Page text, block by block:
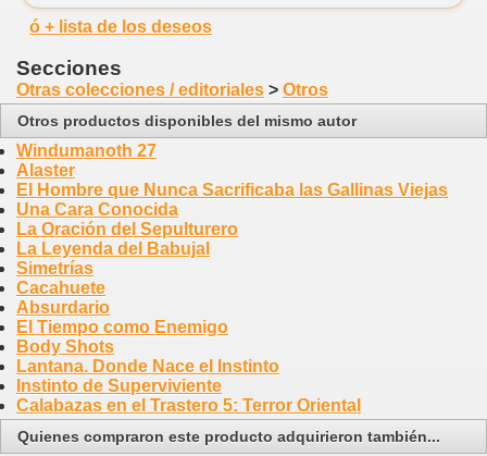
ó + lista de los deseos
Secciones
Otras colecciones / editoriales > Otros
Otros productos disponibles del mismo autor
Windumanoth 27
Alaster
El Hombre que Nunca Sacrificaba las Gallinas Viejas
Una Cara Conocida
La Oración del Sepulturero
La Leyenda del Babujal
Simetrías
Cacahuete
Absurdario
El Tiempo como Enemigo
Body Shots
Lantana. Donde Nace el Instinto
Instinto de Superviviente
Calabazas en el Trastero 5: Terror Oriental
Quienes compraron este producto adquirieron también...